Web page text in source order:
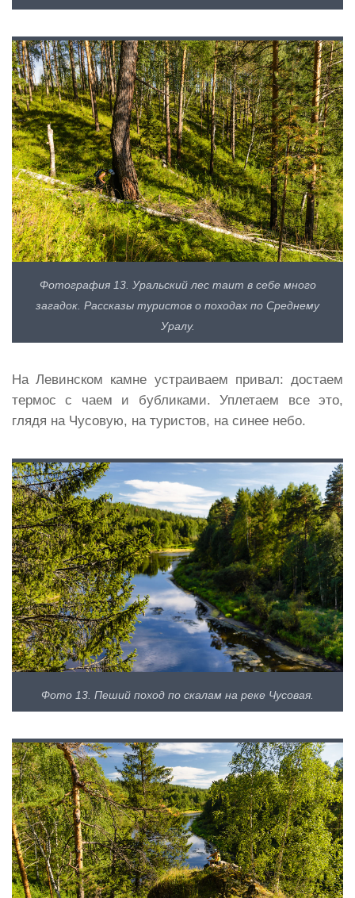
Фотография 13. Уральский лес таит в себе много
загадок. Рассказы туристов о походах по Среднему
Уралу.
На Левинском камне устраиваем привал: достаем
термос с чаем и бубликами. Уплетаем все это,
глядя на Чусовую, на туристов, на синее небо.
Фото 13. Пеший поход по скалам на реке Чусовая.